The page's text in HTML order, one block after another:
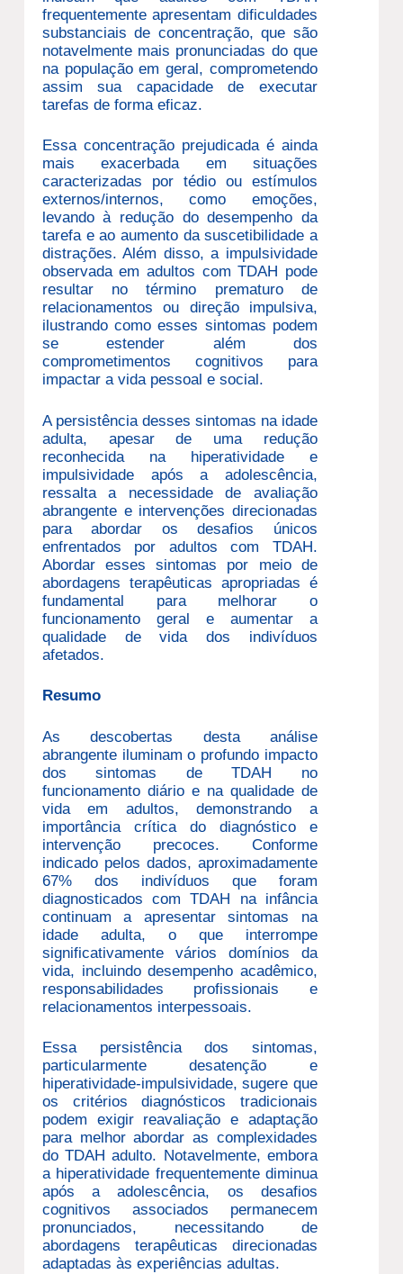
frequentemente apresentam dificuldades
substanciais de concentração, que são
notavelmente mais pronunciadas do que
na população em geral, comprometendo
assim sua capacidade de executar
tarefas de forma eficaz.
Essa concentração prejudicada é ainda
mais exacerbada em situações
caracterizadas por tédio ou estímulos
externos/internos, como emoções,
levando à redução do desempenho da
tarefa e ao aumento da suscetibilidade a
distrações. Além disso, a impulsividade
observada em adultos com TDAH pode
resultar no término prematuro de
relacionamentos ou direção impulsiva,
ilustrando como esses sintomas podem
se estender além dos
comprometimentos cognitivos para
impactar a vida pessoal e social.
A persistência desses sintomas na idade
adulta, apesar de uma redução
reconhecida na hiperatividade e
impulsividade após a adolescência,
ressalta a necessidade de avaliação
abrangente e intervenções direcionadas
para abordar os desafios únicos
enfrentados por adultos com TDAH.
Abordar esses sintomas por meio de
abordagens terapêuticas apropriadas é
fundamental para melhorar o
funcionamento geral e aumentar a
qualidade de vida dos indivíduos
afetados.
Resumo
As descobertas desta análise
abrangente iluminam o profundo impacto
dos sintomas de TDAH no
funcionamento diário e na qualidade de
vida em adultos, demonstrando a
importância crítica do diagnóstico e
intervenção precoces. Conforme
indicado pelos dados, aproximadamente
67% dos indivíduos que foram
diagnosticados com TDAH na infância
continuam a apresentar sintomas na
idade adulta, o que interrompe
significativamente vários domínios da
vida, incluindo desempenho acadêmico,
responsabilidades profissionais e
relacionamentos interpessoais.
Essa persistência dos sintomas,
particularmente desatenção e
hiperatividade-impulsividade, sugere que
os critérios diagnósticos tradicionais
podem exigir reavaliação e adaptação
para melhor abordar as complexidades
do TDAH adulto. Notavelmente, embora
a hiperatividade frequentemente diminua
após a adolescência, os desafios
cognitivos associados permanecem
pronunciados, necessitando de
abordagens terapêuticas direcionadas
adaptadas às experiências adultas.